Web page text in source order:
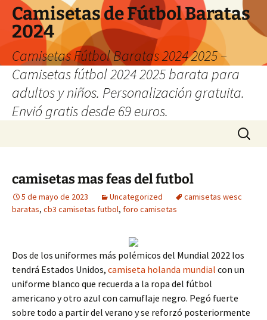
Camisetas de Fútbol Baratas
2024
Camisetas Fútbol Baratas 2024 2025 –
Camisetas fútbol 2024 2025 barata para
adultos y niños. Personalización gratuita.
Envió gratis desde 69 euros.
Buscar:
camisetas mas feas del futbol
5 de mayo de 2023 Uncategorized
camisetas wesc
baratas, cb3 camisetas futbol, foro camisetas
Dos de los uniformes más polémicos del Mundial 2022 los
tendrá Estados Unidos, camiseta holanda mundial con un
uniforme blanco que recuerda a la ropa del fútbol
americano y otro azul con camuflaje negro. Pegó fuerte
sobre todo a partir del verano y se reforzó posteriormente